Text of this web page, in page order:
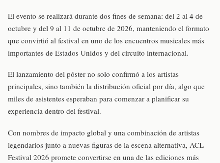
El evento se realizará durante dos fines de semana: del 2 al 4 de
octubre y del 9 al 11 de octubre de 2026, manteniendo el formato
que convirtió al festival en uno de los encuentros musicales más
importantes de Estados Unidos y del circuito internacional.
El lanzamiento del póster no solo confirmó a los artistas
principales, sino también la distribución oficial por día, algo que
miles de asistentes esperaban para comenzar a planificar su
experiencia dentro del festival.
Con nombres de impacto global y una combinación de artistas
legendarios junto a nuevas figuras de la escena alternativa, ACL
Festival 2026 promete convertirse en una de las ediciones más